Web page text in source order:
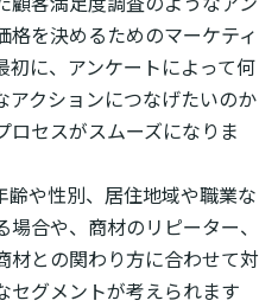
を決めるためのマーケティ
初に、アンケートによって何
アクションにつなげたいのか
ロセスがスムーズになりま
や性別、居住地域や職業な
合や、商材のリピーター、
材との関わり方に合わせて対
セグメントが考えられます